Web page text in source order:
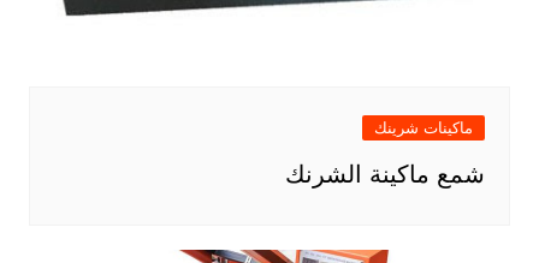
ماكينات شرينك
شمع ماكينة الشرنك